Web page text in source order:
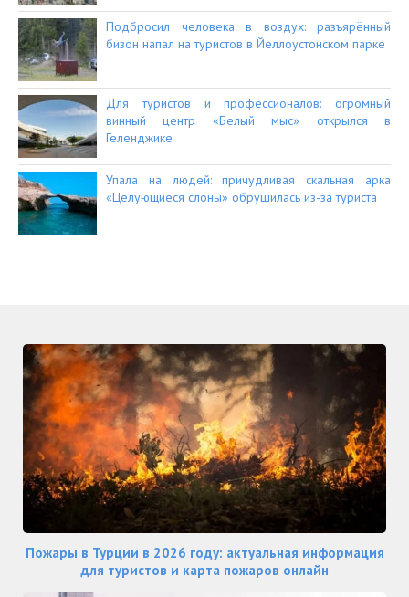
Подбросил человека в воздух: разъярённый
бизон напал на туристов в Йеллоустонском парке
Для туристов и профессионалов: огромный
винный центр «Белый мыс» открылся в
Геленджике
Упала на людей: причудливая скальная арка
«Целующиеся слоны» обрушилась из-за туриста
Пожары в Турции в 2026 году: актуальная информация
для туристов и карта пожаров онлайн